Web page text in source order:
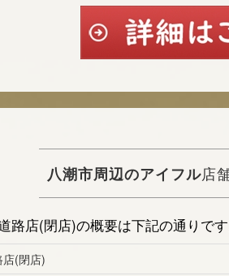
八潮市周辺のアイフル店
店(閉店)の概要は下記の通りです
(閉店)